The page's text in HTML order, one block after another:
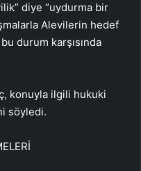
diye “uydurma bir
Alevilerin hedef
durum karşısında
konuyla ilgili hukuki
söyledi.